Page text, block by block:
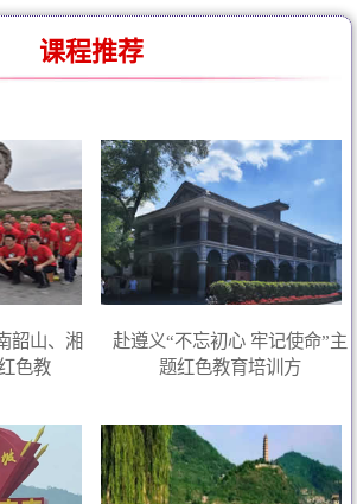
课程推荐
韶山、湘
色教
赴遵义“不忘初心 牢记使命”主
题红色教育培训方